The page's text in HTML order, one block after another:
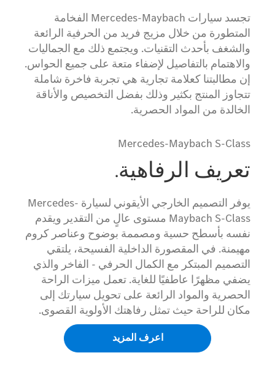
تجسد سيارات Mercedes-Maybach الفخامة
المتطورة من خلال مزيج فريد من الحرفية الرائعة
والشغف بأحدث التقنيات. ويجتمع ذلك مع الجماليات
والاهتمام بالتفاصيل لإضفاء متعة على جميع الحواس.
إن مطالبتنا كعلامة تجارية هي تجربة فاخرة شاملة
تتجاوز المنتج بكثير وذلك بفضل التخصيص والأناقة
الخالدة من المواد الحصرية.
Mercedes-Maybach S-Class
تعريف الرفاهية.
يوفر التصميم الخارجي الأيقوني لسيارة Mercedes-
Maybach S-Class مستوى عالٍ من التقدير ويقدم
نفسه بأسطح حسية ومصممة بوضوح وعناصر كروم
مهيمنة. في المقصورة الداخلية الفسيحة، يلتقي
التصميم المبتكر مع الكمال الحرفي - الفاخر والذي
يضفي مظهرًا عاطفيًا للغاية. تعمل ميزات الراحة
الحصرية والمواد الرائعة على تحويل سيارتك إلى
مكان للراحة حيث تمثل رفاهتك الأولوية القصوى.
اعرف المزيد